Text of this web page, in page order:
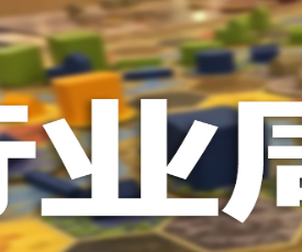
，鉴于次数有限以及是在英雄之后，这对
间推移，英雄会变得更强，为了不断重创
录表上的数字越大，罪恶将会变得愈加难
土地。 与罪恶相对应的，是英雄阵营。每一次游戏，会在众
七个，扩展中还有二十个左右）选择七个
重，这一点的设计使游戏可玩度更高。然
次行动都需要深思熟虑，与队友的配合显
搜寻装备武装自己，然而每一轮的装备数
奋战，然而行动有限，资源有限，英雄们
来说，英雄的阵营将让你沉浸于此。，而
只扮演了一次罪恶，大多数作为英雄时，
战，而是它本身加入的运气因素和策略程
大家有机会确实值得尝试！